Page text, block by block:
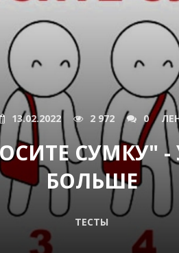
13.02.2022 2 972 0
СУМКУ" -
БОЛЬШЕ
ТЕСТЫ